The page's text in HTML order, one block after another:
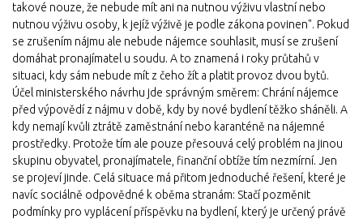
takové nouze, že nebude mít ani na nutnou výživu vlastní nebo
nutnou výživu osoby, k jejíž výživě je podle zákona povinen". Pokud
se zrušením nájmu ale nebude nájemce souhlasit, musí se zrušení
domáhat pronajímatel u soudu. A to znamená i roky průtahů v
situaci, kdy sám nebude mít z čeho žít a platit provoz dvou bytů.
Účel ministerského návrhu jde správným směrem: Chrání nájemce
před výpovědí z nájmu v době, kdy by nové bydlení těžko sháněli. A
kdy nemají kvůli ztrátě zaměstnání nebo karanténě na nájemné
prostředky. Protože tím ale pouze přesouvá celý problém na jinou
skupinu obyvatel, pronajímatele, finanční obtíže tím nezmírní. Jen
se projeví jinde. Celá situace má přitom jednoduché řešení, které je
navíc sociálně odpovědné k oběma stranám: Stačí pozměnit
podmínky pro vyplácení příspěvku na bydlení, který je určený právě